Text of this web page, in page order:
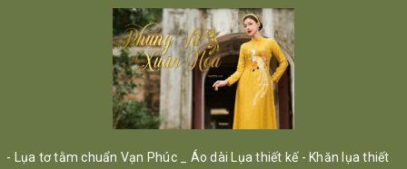
- Lụa tơ tằm chuẩn Vạn Phúc _ Áo dài Lụa thiết kế - Khăn lụa thiết